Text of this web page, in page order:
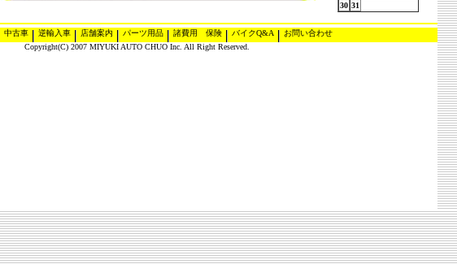
30 31
中古車 逆輸入車 店舗案内 パーツ用品 諸費用 保険 バイクQ&A
お問い合わせ
Copyright(C) 2007 MIYUKI AUTO CHUO Inc. All Right Reserved.